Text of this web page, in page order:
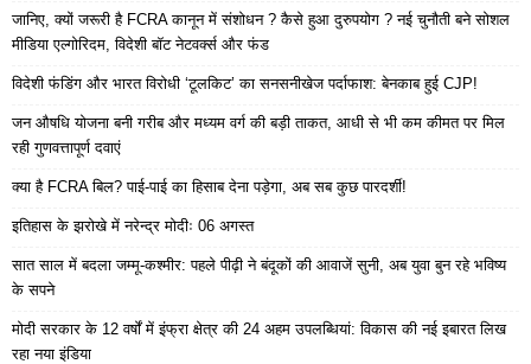
जानिए, क्यों जरूरी है FCRA कानून में संशोधन ? कैसे हुआ दुरुपयोग ? नई चुनौती बने सोशल
मीडिया एल्गोरिदम, विदेशी बॉट नेटवर्क्स और फंड
विदेशी फंडिंग और भारत विरोधी ‘टूलकिट’ का सनसनीखेज पर्दाफाश: बेनकाब हुई CJP!
जन औषधि योजना बनी गरीब और मध्यम वर्ग की बड़ी ताकत, आधी से भी कम कीमत पर मिल
रही गुणवत्तापूर्ण दवाएं
क्या है FCRA बिल? पाई-पाई का हिसाब देना पड़ेगा, अब सब कुछ पारदर्शी!
इतिहास के झरोखे में नरेन्द्र मोदीः 06 अगस्त
सात साल में बदला जम्मू-कश्मीर: पहले पीढ़ी ने बंदूकों की आवाजें सुनी, अब युवा बुन रहे भविष्य
के सपने
मोदी सरकार के 12 वर्षों में इंफ्रा क्षेत्र की 24 अहम उपलब्धियां: विकास की नई इबारत लिख
रहा नया इंडिया